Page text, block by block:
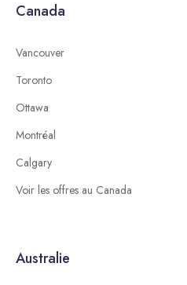
Canada
Vancouver
Toronto
Ottawa
Montréal
Calgary
Voir les offres au Canada
Australie